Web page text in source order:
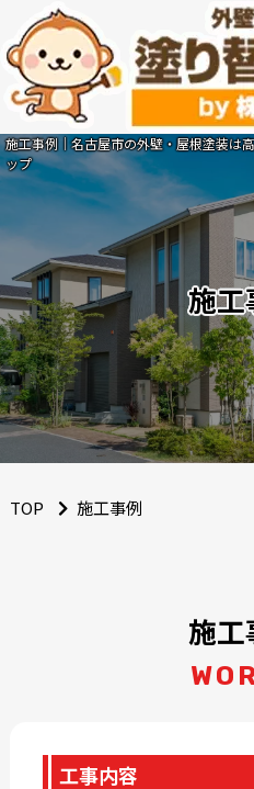
施工事例｜名古屋市の外壁・屋根塗装は
ップ
施工
TOP 施工事例
施工
工事内容